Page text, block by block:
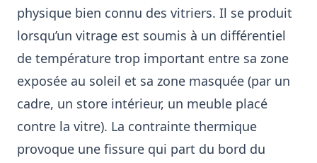
physique bien connu des vitriers. Il se produit
lorsqu’un vitrage est soumis à un différentiel
de température trop important entre sa zone
exposée au soleil et sa zone masquée (par un
cadre, un store intérieur, un meuble placé
contre la vitre). La contrainte thermique
provoque une fissure qui part du bord du